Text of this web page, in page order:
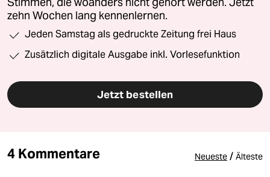
zehn Wochen lang kennenlernen.
Jeden Samstag als gedruckte Zeitung frei Haus
Zusätzlich digitale Ausgabe inkl. Vorlesefunktion
Jetzt bestellen
4 Kommentare Neueste / Älteste